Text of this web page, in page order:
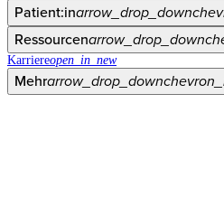
Patient:inarrow_drop_down
Ressourcenarrow_drop_down
Karriereopen_in_new
Mehrarrow_drop_down